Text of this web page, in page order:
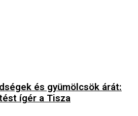
és gyümölcsök árát:
ígér a Tisza